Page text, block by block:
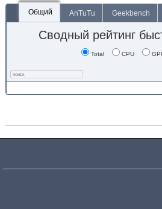
Общий AnTuTu Geekbench
Сводный рейтинг
Total CPU